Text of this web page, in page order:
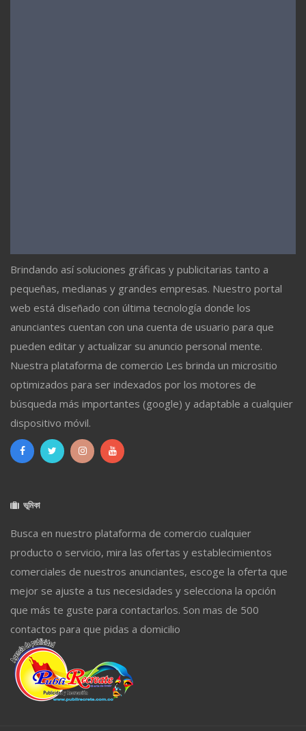
Brindando así soluciones gráficas y publicitarias tanto a
pequeñas, medianas y grandes empresas. Nuestro portal
web está diseñado con última tecnología donde los
anunciantes cuentan con una cuenta de usuario para que
pueden editar y actualizar su anuncio personal mente.
Nuestra plataforma de comercio Les brinda un micrositio
optimizados para ser indexados por los motores de
búsqueda más importantes (google) y adaptable a cualquier
dispositivo móvil.
ভূমিকা
Busca en nuestro plataforma de comercio cualquier
producto o servicio, mira las ofertas y establecimientos
comerciales de nuestros anunciantes, escoge la oferta que
mejor se ajuste a tus necesidades y selecciona la opción
que más te guste para contactarlos. Son mas de 500
contactos para que pidas a domicilio